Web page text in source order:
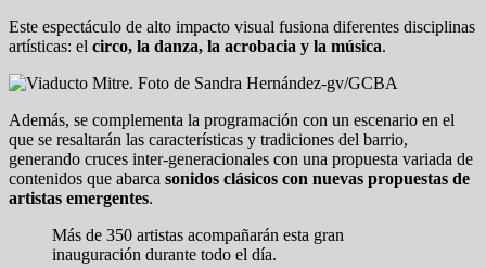
Este espectáculo de alto impacto visual fusiona diferentes disciplinas
artísticas: el circo, la danza, la acrobacia y la música.
Además, se complementa la programación con un escenario en el
que se resaltarán las características y tradiciones del barrio,
generando cruces inter-generacionales con una propuesta variada de
contenidos que abarca sonidos clásicos con nuevas propuestas de
artistas emergentes.
Más de 350 artistas acompañarán esta gran
inauguración durante todo el día.